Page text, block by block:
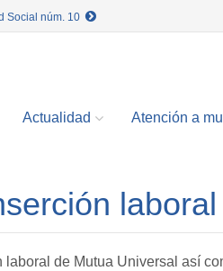
Social núm. 10
Actualidad Atención a
laboral
de Mutua Universal así